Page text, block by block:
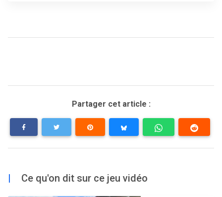
Partager cet article :
| Ce qu'on dit sur ce jeu vidéo